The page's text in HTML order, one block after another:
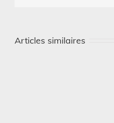
Articles similaires